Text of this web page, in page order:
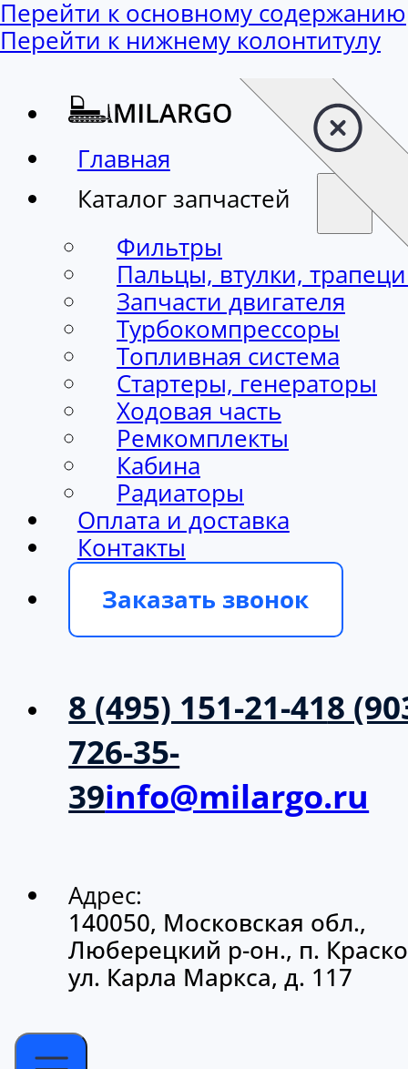
Перейти к основному содержанию
Перейти к нижнему колонтитулу
Главная
Каталог запчастей
Фильтры
Пальцы, втулки,
Запчасти двигателя
Турбокомпрессоры
Топливная система
Стартеры, генераторы
Ходовая часть
Ремкомплекты
Кабина
Радиаторы
Оплата и доставка
Контакты
Заказать звонок
8 (495) 151-21-418
726-35-
39info@milargo.ru
Адрес:
140050, Московская обл.,
Люберецкий р-он., п.
ул. Карла Маркса, д. 117